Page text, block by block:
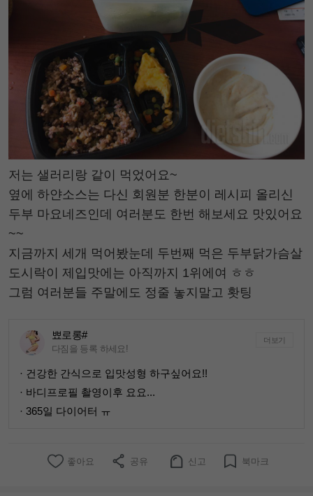
저는 샐러리랑 같이 먹었어요~
옆에 하얀소스는 다신 회원분 한분이 레시피 올리신
두부 마요네즈인데 여러분도 한번 해보세요 맛있어요
~~
지금까지 세개 먹어봤눈데 두번째 먹은 두부닭가슴살
도시락이 제입맛에는 아직까지 1위에여 ㅎㅎ
그럼 여러분들 주말에도 정줄 놓지말고 홧팅
뾰로롱#
다짐을 등록 하세요!
더보기
· 건강한 간식으로 입맛성형 하구싶어요!!
· 바디프로필 촬영이후 요요...
· 365일 다이어터 ㅠ
좋아요 공유 신고 북마크